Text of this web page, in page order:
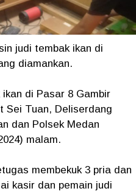
judi tembak ikan di
diamankan.
di Pasar 8 Gambir
Sei Tuan, Deliserdang
dan Polsek Medan
malam.
membekuk 3 pria dan
kasir dan pemain judi